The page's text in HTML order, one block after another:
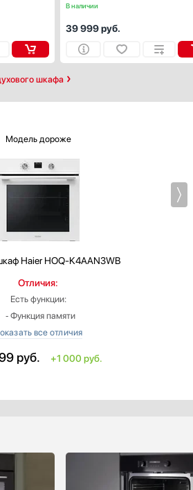
шкафа
В наличии
39 999руб.
Модель дороже
Haier HOQ-K4AAN3WB
Отличия:
Есть функции:
‐ Функция памяти
приготовление
символов функций
Дверца духовки:
работы: больше на 2
границы приготовления:
нагрев + конвекция
руб. +1 000 руб.